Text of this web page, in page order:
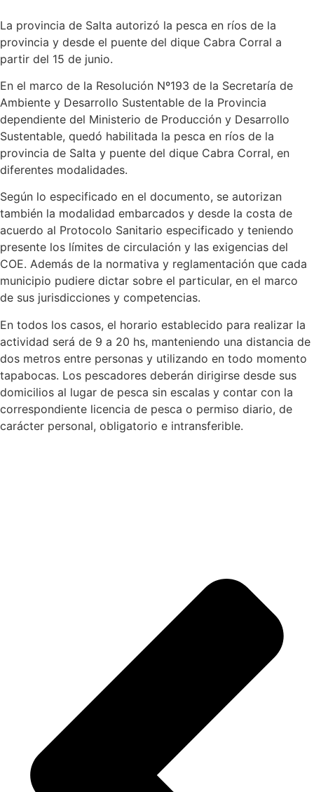
La provincia de Salta autorizó la pesca en ríos de la
provincia y desde el puente del dique Cabra Corral a
partir del 15 de junio.
En el marco de la Resolución Nº193 de la Secretaría de
Ambiente y Desarrollo Sustentable de la Provincia
dependiente del Ministerio de Producción y Desarrollo
Sustentable, quedó habilitada la pesca en ríos de la
provincia de Salta y puente del dique Cabra Corral, en
diferentes modalidades.
Según lo especificado en el documento, se autorizan
también la modalidad embarcados y desde la costa de
acuerdo al Protocolo Sanitario especificado y teniendo
presente los límites de circulación y las exigencias del
COE. Además de la normativa y reglamentación que cada
municipio pudiere dictar sobre el particular, en el marco
de sus jurisdicciones y competencias.
En todos los casos, el horario establecido para realizar la
actividad será de 9 a 20 hs, manteniendo una distancia de
dos metros entre personas y utilizando en todo momento
tapabocas. Los pescadores deberán dirigirse desde sus
domicilios al lugar de pesca sin escalas y contar con la
correspondiente licencia de pesca o permiso diario, de
carácter personal, obligatorio e intransferible.